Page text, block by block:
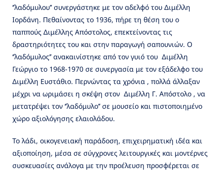
‘’λαδόμυλου’’ συνεργάστηκε με τον αδελφό του Διμέλλη
Ιορδάνη. Πεθαίνοντας το 1936, πήρε τη θέση του ο
παππούς Διμέλλης Απόστολος, επεκτείνοντας τις
δραστηριότητες του και στην παραγωγή σαπουνιών. Ο
‘’λαδόμυλος’’ ανακαινίστηκε από τον γυιό του Διμέλλη
Γεώργιο το 1968-1970 σε συνεργασία με τον εξάδελφο του
Διμέλλη Ευστάθιο. Περνώντας τα χρόνια , πολλά άλλαξαν
μέχρι να ωριμάσει η σκέψη στον Διμέλλη Γ. Απόστολο , να
μετατρέψει τον ‘’λαδόμυλο’’ σε μουσείο και πιστοποιημένο
χώρο αξιολόγησης ελαιολάδου.
Το λάδι, οικογενειακή παράδοση, επιχειρηματική ιδέα και
αξιοποίηση, μέσα σε σύγχρονες λειτουργικές και μοντέρνες
συσκευασίες ανάλογα με την προέλευση προσφέρεται σε